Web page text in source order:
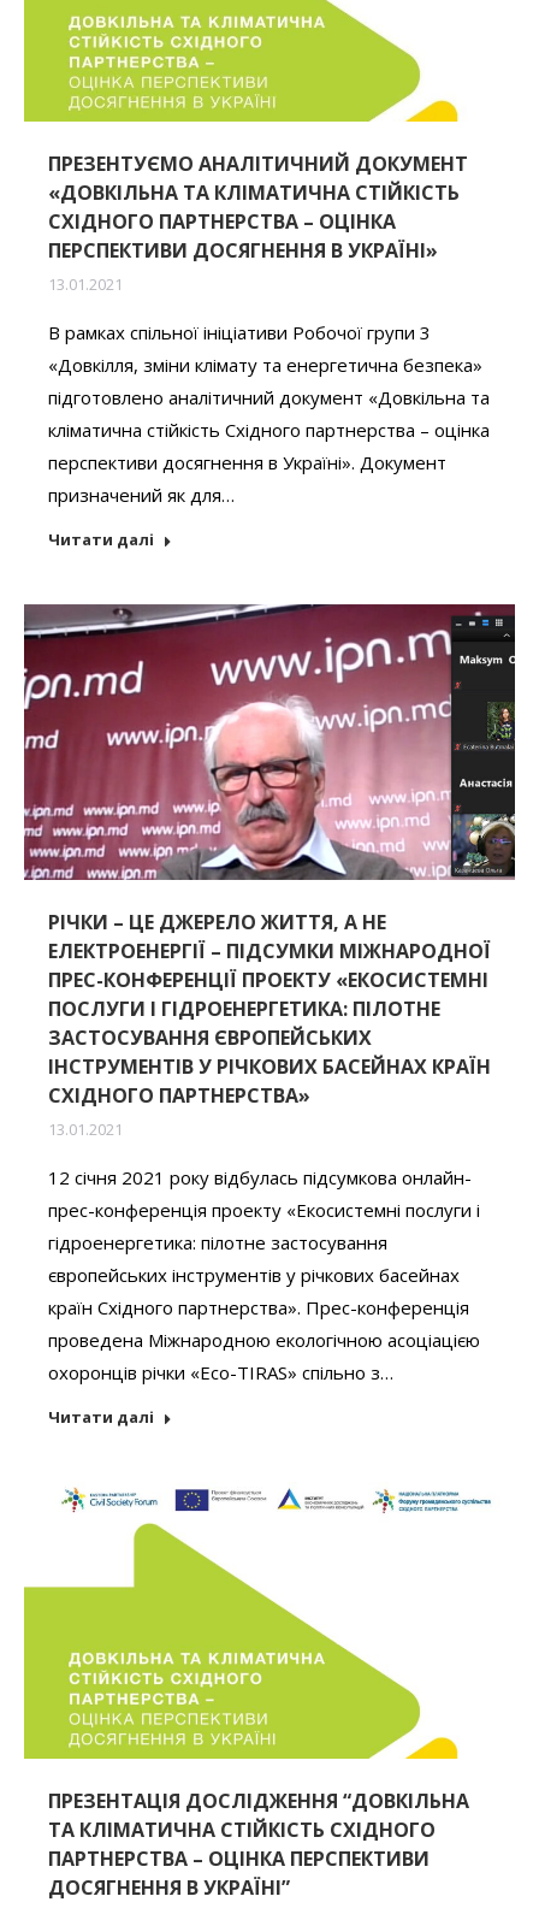
ПРЕЗЕНТУЄМО АНАЛІТИЧНИЙ ДОКУМЕНТ
«ДОВКІЛЬНА ТА КЛІМАТИЧНА СТІЙКІСТЬ
СХІДНОГО ПАРТНЕРСТВА – ОЦІНКА
ПЕРСПЕКТИВИ ДОСЯГНЕННЯ В УКРАЇНІ»
13.01.2021
В рамках спільної ініціативи Робочої групи 3
«Довкілля, зміни клімату та енергетична безпека»
підготовлено аналітичний документ «Довкільна та
кліматична стійкість Східного партнерства – оцінка
перспективи досягнення в Україні». Документ
призначений як для…
Читати далі
РІЧКИ – ЦЕ ДЖЕРЕЛО ЖИТТЯ, А НЕ
ЕЛЕКТРОЕНЕРГІЇ – ПІДСУМКИ МІЖНАРОДНОЇ
ПРЕС-КОНФЕРЕНЦІЇ ПРОЕКТУ «ЕКОСИСТЕМНІ
ПОСЛУГИ І ГІДРОЕНЕРГЕТИКА: ПІЛОТНЕ
ЗАСТОСУВАННЯ ЄВРОПЕЙСЬКИХ
ІНСТРУМЕНТІВ У РІЧКОВИХ БАСЕЙНАХ КРАЇН
СХІДНОГО ПАРТНЕРСТВА»
13.01.2021
12 січня 2021 року відбулась підсумкова онлайн-
прес-конференція проекту «Екосистемні послуги і
гідроенергетика: пілотне застосування
європейських інструментів у річкових басейнах
країн Східного партнерства». Прес-конференція
проведена Міжнародною екологічною асоціацією
охоронців річки «Eco-TIRAS» спільно з…
Читати далі
ПРЕЗЕНТАЦІЯ ДОСЛІДЖЕННЯ “ДОВКІЛЬНА
ТА КЛІМАТИЧНА СТІЙКІСТЬ СХІДНОГО
ПАРТНЕРСТВА – ОЦІНКА ПЕРСПЕКТИВИ
ДОСЯГНЕННЯ В УКРАЇНІ”